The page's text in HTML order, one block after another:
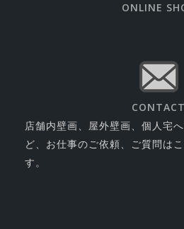
ONLINE
CONTACT
店舗内壁画、屋外壁画、個人宅
ど、お仕事のご依頼、ご質問は
す。